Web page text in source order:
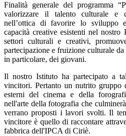
Finalità generale del programma
valorizzare il talento culturale e
nell’ottica di favorire lo sviluppo
capacità creative esistenti nel
settori culturali e creativi,
partecipazione e fruizione culturale
in particolare, dei giovani.
Il nostro Istituto ha partecipato a
vincitori. Pertanto un nutrito gruppo
esterni del cinema e della
nell'arte della fotografia che
verrano proposti i lavori svolti. Il
vincitore è quello di raccontare
fabbrica dell'IPCA di Ciriè.